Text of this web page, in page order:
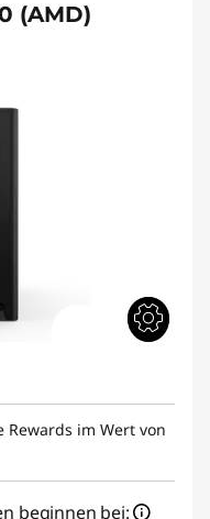
(AMD)
Rewards im Wert von
beginnen bei: